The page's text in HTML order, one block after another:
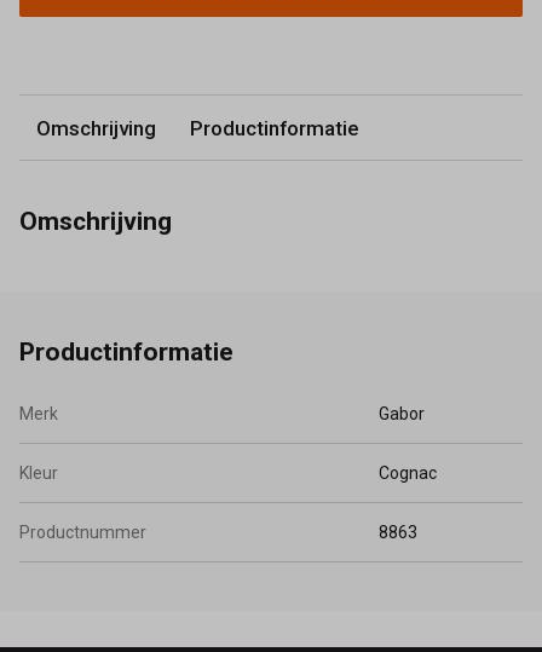
Omschrijving Productinformatie
Omschrijving
Productinformatie
Merk Gabor
Kleur Cognac
Productnummer 8863